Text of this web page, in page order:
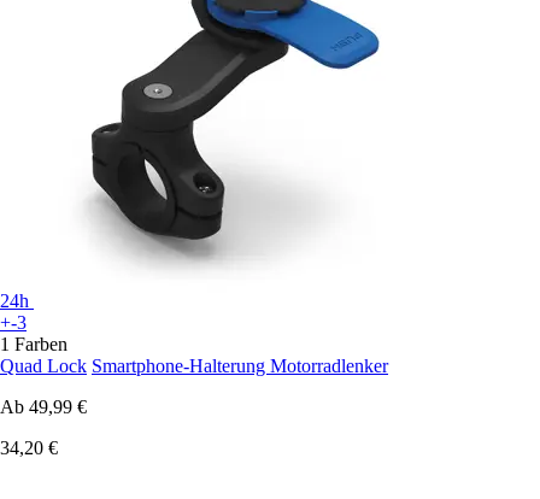
24h
+-3
1 Farben
Quad Lock Smartphone-Halterung Motorradlenker
Ab 49,99 €
34,20 €